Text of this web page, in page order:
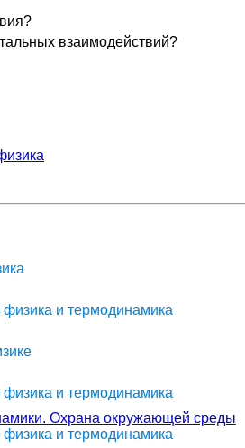
взаимодействий?
и термодинамика
и термодинамика
Охрана окружающей среды
и термодинамика